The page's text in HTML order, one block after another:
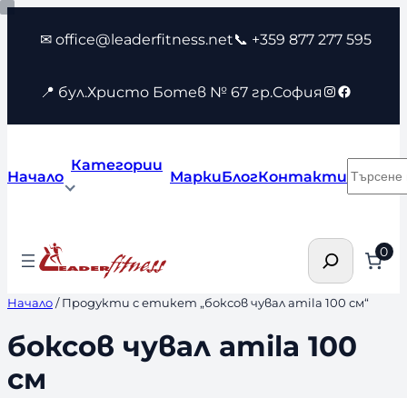
Към
съдържанието
✉ office@leaderfitness.net📞 +359 877 277 595
📍 бул.Христо Ботев № 67 гр.София Instagram
Facebook
Начало
Категории
МаркиБлогКонтакти
Търсене 0
Начало/ Продукти с етикет „боксов чувал amila 100 см“
боксов чувал amila 100
см